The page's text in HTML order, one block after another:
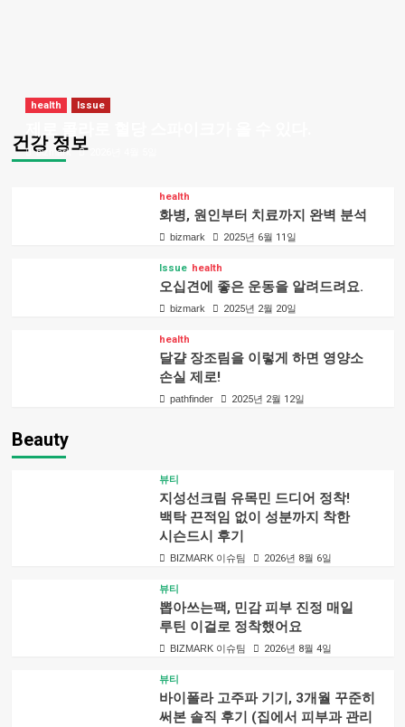
건강 정보
health Issue
bizmark
health
화병, 원인부터 치료까지 완벽 분석
bizmark 2025년 6월 11일
Issue health
오십견에 좋은 운동을 알려드려요.
bizmark 2025년 2월 20일
health
달걀 장조림을 이렇게 하면 영양소
손실 제로!
pathfinder 2025년 2월 12일
Beauty
뷰티
지성선크림 유목민 드디어 정착!
백탁 끈적임 없이 성분까지 착한
시슨드시 후기
BIZMARK 이슈팀 2026년 8월 6일
뷰티
뽑아쓰는팩, 민감 피부 진정 매일
루틴 이걸로 정착했어요
BIZMARK 이슈팀 2026년 8월 4일
뷰티
바이폴라 고주파 기기, 3개월 꾸준히
써본 솔직 후기 (집에서 피부과 관리